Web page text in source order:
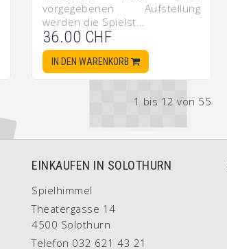
vorgegebenen Aufstellung
werden die Spielst…
36.00 CHF
IN DEN WARENKORB
1 bis 12 von 55
EINKAUFEN IN SOLOTHURN
Spielhimmel
Theatergasse 14
4500 Solothurn
Telefon 032 621 43 21